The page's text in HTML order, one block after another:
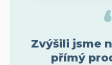
Zvýšili jsme
přímý